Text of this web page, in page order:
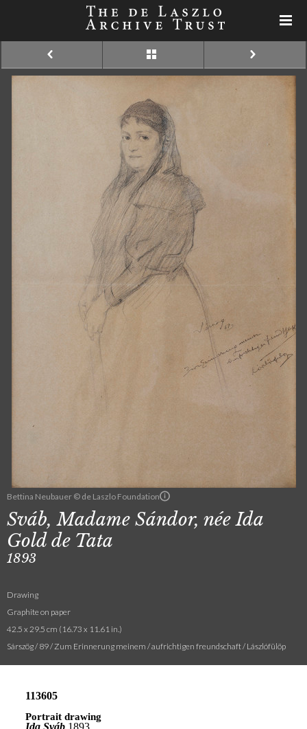
Bettina Neubauer © de Laszlo Foundation
Sváb, Madame Sándor, née Ida
Gold de Tata
1893
Drawing
Graphite on paper
42.5 x 29.5 cm (16.73 x 11.61 in.)
Sárszög / 89 / Zum Erinnerung meinem / aufrichtigen freundschaft / Lászlófülöp